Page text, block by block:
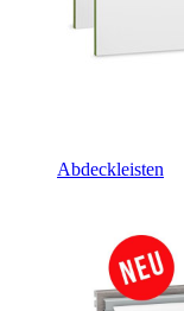
Abdeckleisten